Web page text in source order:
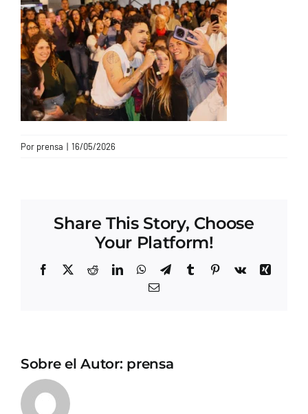
CONTACTO
Por prensa | 16/05/2026
Share This Story, Choose
Your Platform!
Facebook
X RedditLinkedInWhatsApp
TelegramTumblrPinterest
Vk
Xing
Correo
Sobre el Autor: prensa